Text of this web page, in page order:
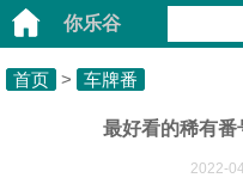
你乐谷
首页 > 车牌番
最好看的稀有番
2022-